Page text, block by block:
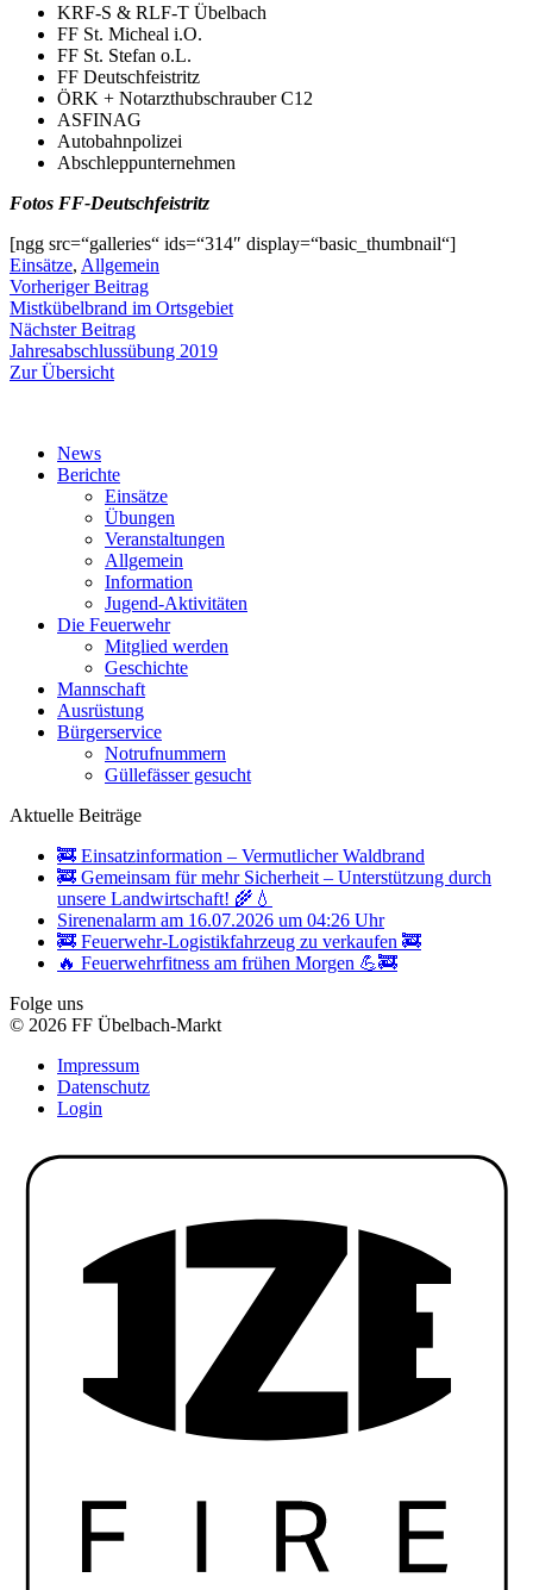
KRF-S & RLF-T Übelbach
FF St. Micheal i.O.
FF St. Stefan o.L.
FF Deutschfeistritz
ÖRK + Notarzthubschrauber C12
ASFINAG
Autobahnpolizei
Abschleppunternehmen
Fotos FF-Deutschfeistritz
[ngg src=“galleries“ ids=“314″ display=“basic_thumbnail“]
Einsätze, Allgemein
Beitragsnavigation
Vorheriger BeitragVorheriger
Beitrag:
Mistkübelbrand im Ortsgebiet
Nächster BeitragNächster
Beitrag:
Jahresabschlussübung 2019
Zur Übersicht
News
Berichte
Einsätze
Übungen
Veranstaltungen
Allgemein
Information
Jugend-Aktivitäten
Die Feuerwehr
Mitglied werden
Geschichte
Mannschaft
Ausrüstung
Bürgerservice
Notrufnummern
Güllefässer gesucht
Aktuelle Beiträge
🚒 Einsatzinformation – Vermutlicher Waldbrand
🚒 Gemeinsam für mehr Sicherheit – Unterstützung durch
unsere Landwirtschaft! 🌾💧
Sirenenalarm am 16.07.2026 um 04:26 Uhr
🚒 Feuerwehr-Logistikfahrzeug zu verkaufen 🚒
🔥 Feuerwehrfitness am frühen Morgen 💪🚒
Folge uns
© 2026 FF Übelbach-Markt
Impressum
Datenschutz
Login